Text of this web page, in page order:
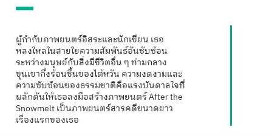
ผู้กำกับภาพยนตร์อิสระและนักเขียน เธอ
หลงใหลในสายใยความสัมพันธ์อันซับซ้อน
ระหว่างมนุษย์กับสิ่งมีชีวิตอื่น ๆ ท่ามกลาง
ขุนเขากึ่งร้อนชื้นของไต้หวัน ความงดงามและ
ความซับซ้อนของธรรมชาติคือแรงบันดาลใจที่
ผลักดันให้เธอลงมือสร้างภาพยนตร์ After the
Snowmelt เป็นภาพยนตร์สารคดีขนาดยาว
เรื่องแรกของเธอ